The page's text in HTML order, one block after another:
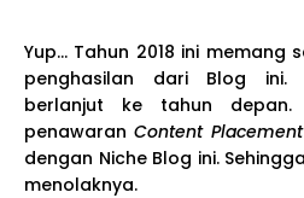
Yup... Tahun 2018 ini
penghasilan dari Blog ini.
berlanjut ke tahun depan.
penawaranContent Placement
dengan Niche Blog ini.
menolaknya.